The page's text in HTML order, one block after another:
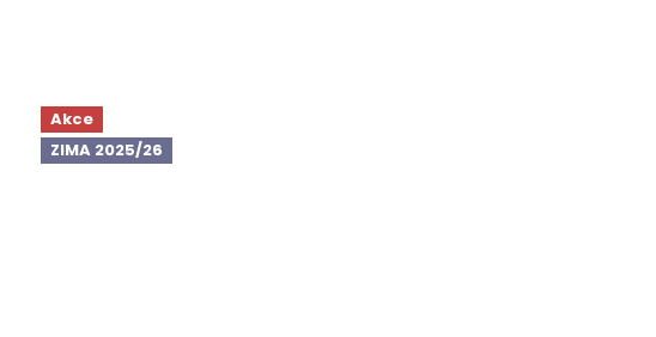
Akce
ZIMA 2025/26